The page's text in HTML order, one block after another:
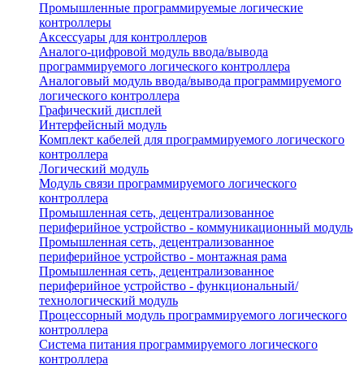
Промышленные программируемые логические
контроллеры
Аксессуары для контроллеров
Аналого-цифровой модуль ввода/вывода
программируемого логического контроллера
Аналоговый модуль ввода/вывода программируемого
логического контроллера
Графический дисплей
Интерфейсный модуль
Комплект кабелей для программируемого логического
контроллера
Логический модуль
Модуль связи программируемого логического
контроллера
Промышленная сеть, децентрализованное
периферийное устройство - коммуникационный модуль
Промышленная сеть, децентрализованное
периферийное устройство - монтажная рама
Промышленная сеть, децентрализованное
периферийное устройство - функциональный/
технологический модуль
Процессорный модуль программируемого логического
контроллера
Система питания программируемого логического
контроллера